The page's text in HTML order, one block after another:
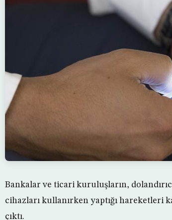
Bankalar ve ticari kuruluşların,
cihazları kullanırken yaptığı hareketleri
çıktı.